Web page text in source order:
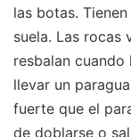
las botas.
suela. Las rocas
resbalan cuando
llevar un
fuerte que el
de doblarse o